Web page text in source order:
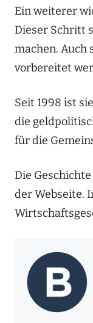
Ein weiterer
Dieser Schritt
machen. Auch
vorbereitet
Seit 1998 ist
die
für die
Die
der Webseite.